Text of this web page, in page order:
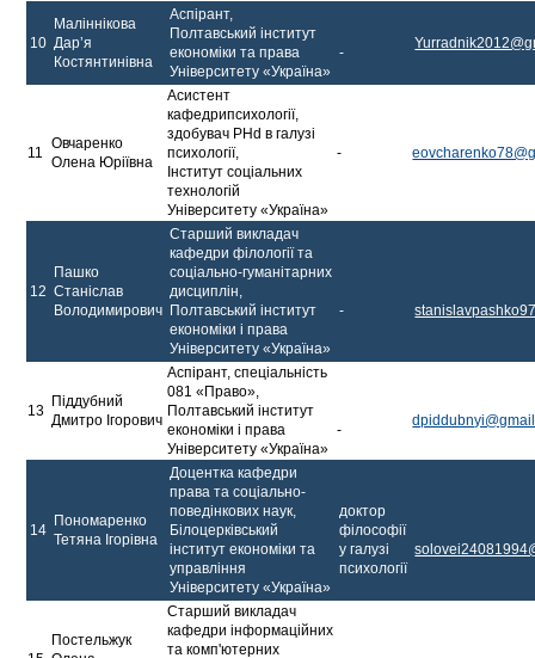
10
Маліннікова
Дарʼя
Костянтинівна
Аспірант,
Полтавський інститут
економіки та права
Університету «Україна»
-
11
Овчаренко
Олена Юріївна
Асистент
кафедрипсихології,
здобувач PHd в галузі
психології,
Інститут соціальних
технологій
Університету «Україна»
-
12
Пашко
Станіслав
Володимирович
Старший викладач
кафедри філології та
соціально-гуманітарних
дисциплін,
Полтавський інститут
економіки і права
Університету «Україна»
-
13
Піддубний
Дмитро Ігорович
Аспірант, спеціальність
081 «Право»,
Полтавський інститут
економіки і права
Університету «Україна»
-
14
Пономаренко
Тетяна Ігорівна
Доцентка кафедри
права та соціально-
поведінкових наук,
Білоцерківський
інститут економіки та
управління
Університету «Україна»
доктор
філософії
у галузі
психології
Постельжук
Старший викладач
кафедри інформаційних
та комп'ютерних